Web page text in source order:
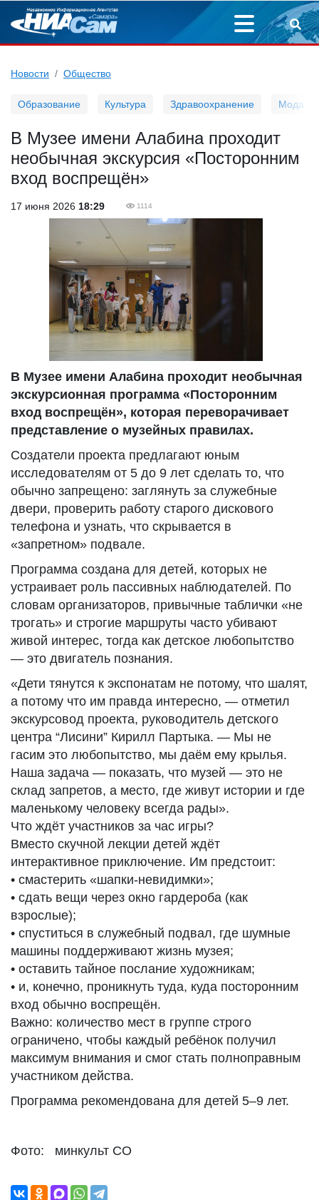
Новости Общество
Образование Культура Здравоохранение Мода
В Музее имени Алабина проходит
необычная экскурсия «Посторонним
вход воспрещён»
17 июня 2026 18:29 1114
В Музее имени Алабина проходит необычная
экскурсионная программа «Посторонним
вход воспрещён», которая переворачивает
представление о музейных правилах.
Создатели проекта предлагают юным
исследователям от 5 до 9 лет сделать то, что
обычно запрещено: заглянуть за служебные
двери, проверить работу старого дискового
телефона и узнать, что скрывается в
«запретном» подвале.
Программа создана для детей, которых не
устраивает роль пассивных наблюдателей. По
словам организаторов, привычные таблички «не
трогать» и строгие маршруты часто убивают
живой интерес, тогда как детское любопытство
— это двигатель познания.
«Дети тянутся к экспонатам не потому, что шалят,
а потому что им правда интересно, — отметил
экскурсовод проекта, руководитель детского
центра “Лисини” Кирилл Партыка. — Мы не
гасим это любопытство, мы даём ему крылья.
Наша задача — показать, что музей — это не
склад запретов, а место, где живут истории и где
маленькому человеку всегда рады».
Что ждёт участников за час игры?
Вместо скучной лекции детей ждёт
интерактивное приключение. Им предстоит:
• смастерить «шапки-невидимки»;
• сдать вещи через окно гардероба (как
взрослые);
• спуститься в служебный подвал, где шумные
машины поддерживают жизнь музея;
• оставить тайное послание художникам;
• и, конечно, проникнуть туда, куда посторонним
вход обычно воспрещён.
Важно: количество мест в группе строго
ограничено, чтобы каждый ребёнок получил
максимум внимания и смог стать полноправным
участником действа.
Программа рекомендована для детей 5–9 лет.
Фото: минкульт СО